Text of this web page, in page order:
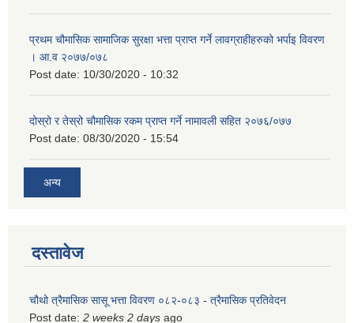
प्रथम चौमासिक सामाजिक सुरक्षा भत्ता प्राप्त गर्ने लावग्राहीहरुको भर्पाइ विवरण
। आ.व २०७७/०७८
Post date: 10/30/2020 - 10:32
दोस्रो र तेस्रो चौमासिक रकम प्राप्त गर्ने नामावली सहित २०७६/०७७
Post date: 08/30/2020 - 15:54
अन्य
दस्तावेज
चौथो त्रैमासिक सासू भत्ता विवरण ०८२-०८३ - त्रैमासिक प्रतिवेदन
Post date: 2 weeks 2 days ago